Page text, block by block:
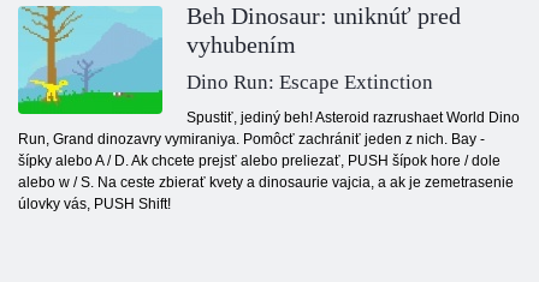
Beh Dinosaur: uniknúť pred
vyhubením
Dino Run: Escape Extinction
Spustiť, jediný beh! Asteroid razrushaet World Dino
Run, Grand dinozavry vymiraniya. Pomôcť zachrániť jeden z nich. Bay -
šípky alebo A / D. Ak chcete prejsť alebo preliezať, PUSH šípok hore / dole
alebo w / S. Na ceste zbierať kvety a dinosaurie vajcia, a ak je zemetrasenie
úlovky vás, PUSH Shift!